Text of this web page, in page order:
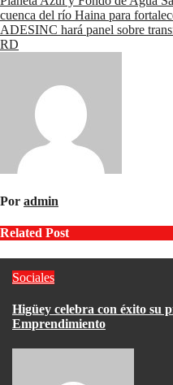
cuenca del río Haina para
ADESINC hará panel sobre
RD
Por admin
Related Post
Sociales
Higüey celebra con éxito su
Emprendimiento